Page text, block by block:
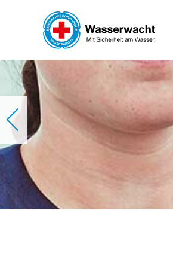
Skip to main content